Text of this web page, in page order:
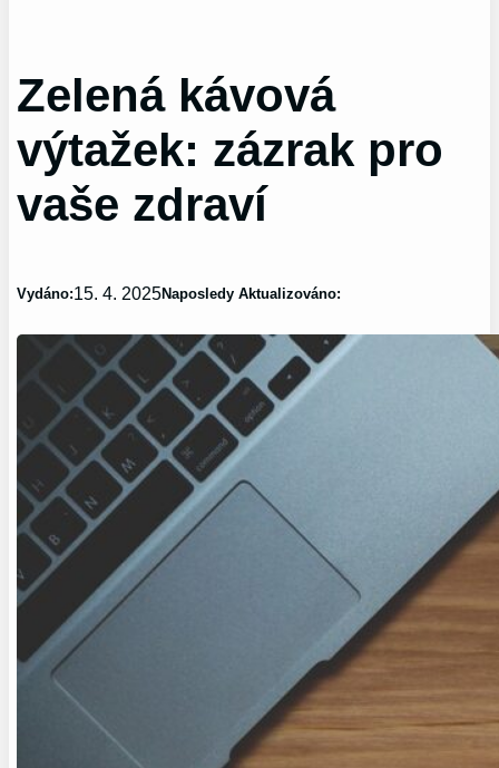
Zelená kávová
výtažek: zázrak pro
vaše zdraví
Vydáno:15. 4. 2025Naposledy Aktualizováno: